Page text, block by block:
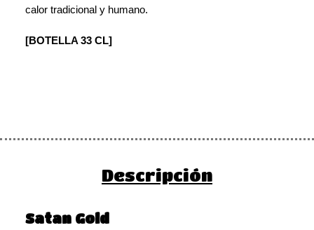
calor tradicional y humano.
[BOTELLA 33 CL]
Descripción
Satan Gold